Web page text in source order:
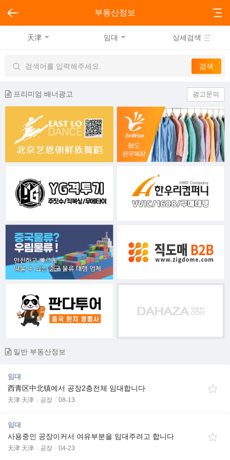
부동산정보
天津 임대 상세검색
프리미엄 배너광고 광고문의
일반 부동산정보
임대
西青区中北镇에서 공장2층전체 임대합니다
天津 天津 공장 08-13
임대
사용중인 공장이커서 여유부분을 임대주려고 합니다
天津 天津 공장 04-23